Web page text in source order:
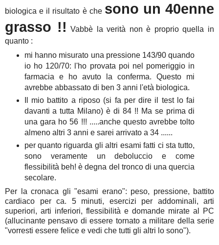
biologica e il risultato è che sono un 40enne
grasso !! Vabbè la verità non è proprio quella in
quanto :
mi hanno misurato una pressione 143/90 quando
io ho 120/70: l'ho provata poi nel pomeriggio in
farmacia e ho avuto la conferma. Questo mi
avrebbe abbassato di ben 3 anni l'età biologica.
Il mio battito a riposo (si fa per dire il test lo fai
davanti a tutta Milano) è di 84 !! Ma se prima di
una gara ho 56 !!! .....anche questo avrebbe tolto
almeno altri 3 anni e sarei arrivato a 34 ......
per quanto riguarda gli altri esami fatti ci sta tutto,
sono veramente un deboluccio e come
flessibilità beh! è degna del tronco di una quercia
secolare.
Per la cronaca gli "esami erano": peso, pressione, battito
cardiaco per ca. 5 minuti, esercizi per addominali, arti
superiori, arti inferiori, flessibilità e domande mirate al PC
(allucinante pensavo di essere tornato a militare della serie
"vorresti essere felice e vedi che tutti gli altri lo sono").